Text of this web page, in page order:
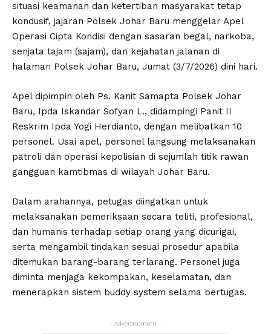
situasi keamanan dan ketertiban masyarakat tetap
kondusif, jajaran Polsek Johar Baru menggelar Apel
Operasi Cipta Kondisi dengan sasaran begal, narkoba,
senjata tajam (sajam), dan kejahatan jalanan di
halaman Polsek Johar Baru, Jumat (3/7/2026) dini hari.
Apel dipimpin oleh Ps. Kanit Samapta Polsek Johar
Baru, Ipda Iskandar Sofyan L., didampingi Panit II
Reskrim Ipda Yogi Herdianto, dengan melibatkan 10
personel. Usai apel, personel langsung melaksanakan
patroli dan operasi kepolisian di sejumlah titik rawan
gangguan kamtibmas di wilayah Johar Baru.
Dalam arahannya, petugas diingatkan untuk
melaksanakan pemeriksaan secara teliti, profesional,
dan humanis terhadap setiap orang yang dicurigai,
serta mengambil tindakan sesuai prosedur apabila
ditemukan barang-barang terlarang. Personel juga
diminta menjaga kekompakan, keselamatan, dan
menerapkan sistem buddy system selama bertugas.
- Advertisement -